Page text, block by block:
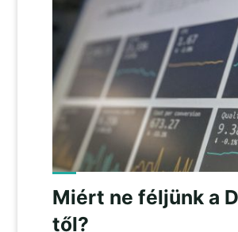
Miért ne féljünk a
től?